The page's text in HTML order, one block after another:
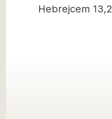
Hebrejcem 13,2